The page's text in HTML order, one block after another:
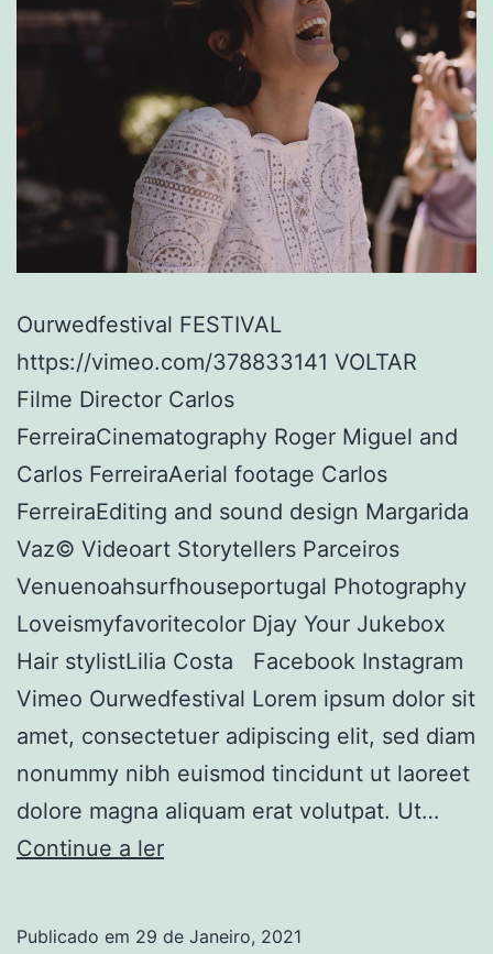
Ourwedfestival FESTIVAL
https://vimeo.com/378833141 VOLTAR
Filme Director Carlos
FerreiraCinematography Roger Miguel and
Carlos FerreiraAerial footage Carlos
FerreiraEditing and sound design Margarida
Vaz© Videoart Storytellers Parceiros
Venuenoahsurfhouseportugal Photography
Loveismyfavoritecolor Djay Your Jukebox
Hair stylistLilia Costa Facebook Instagram
Vimeo Ourwedfestival Lorem ipsum dolor sit
amet, consectetuer adipiscing elit, sed diam
nonummy nibh euismod tincidunt ut laoreet
dolore magna aliquam erat volutpat. Ut…
Continue a lerOurwedfestival
Publicado em 29 de Janeiro, 2021